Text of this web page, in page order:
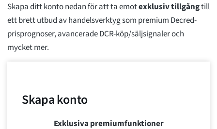
Skapa ditt konto nedan för att ta emotexklusiv tillgångtill
ett brett utbud av handelsverktyg som premium Decred-
prisprognoser, avancerade DCR-köp/säljsignaler och
mycket mer.
Skapa konto
Exklusiva premiumfunktioner